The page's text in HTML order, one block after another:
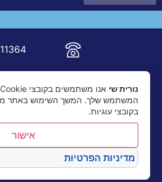
נורית שי
המשתמש שלך. המשך השימוש באתר
בקובצי עוגיות.
אישור
מדיניות הפרטיות